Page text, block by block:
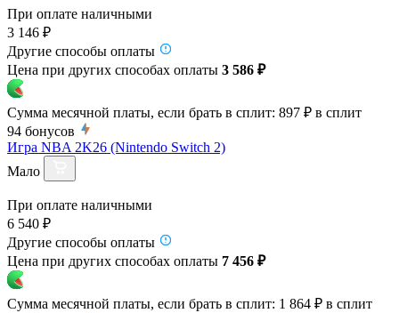
При оплате наличными
3 146 ₽
Другие способы оплаты
Цена при других способах оплаты 3 586 ₽
Сумма месячной платы, если брать в сплит: 897 ₽ в сплит
94 бонусов
Игра NBA 2K26 (Nintendo Switch 2)
Мало
При оплате наличными
6 540 ₽
Другие способы оплаты
Цена при других способах оплаты 7 456 ₽
Сумма месячной платы, если брать в сплит: 1 864 ₽ в сплит